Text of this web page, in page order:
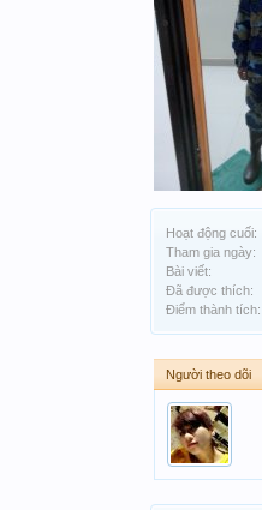
Hoạt động cuối:
Tham gia ngày:
Bài viết:
Đã được thích:
Điểm thành tích:
Người theo dõi